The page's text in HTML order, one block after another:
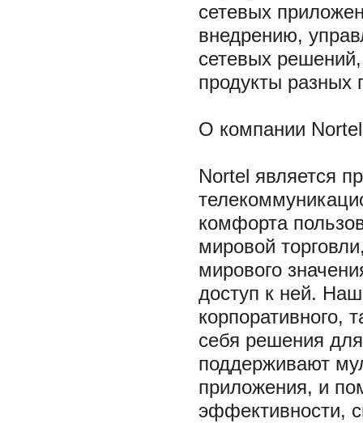
сетевых
внедрению,
сетевых
продукты разных
О компании Nortel
Nortel является
комфорта
мировой
мирового
доступ к ней.
корпоративного,
себя решения
поддерживают
приложения, и
эффективности,